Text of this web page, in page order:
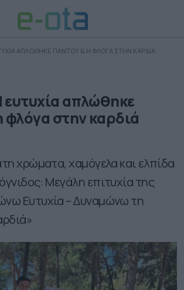
ΑΠΛΩΘΗΚΕ ΠΑΝΤΟΥ & Η ΦΛΟΓΑ ΣΤΗΝ ΚΑΡΔΙΑ
απλώθηκε
φλόγα στην καρδιά
χρώματα, χαμόγελα και ελπίδα
Μεγάλη επιτυχία της
Ευτυχία – Δυναμώνω τη